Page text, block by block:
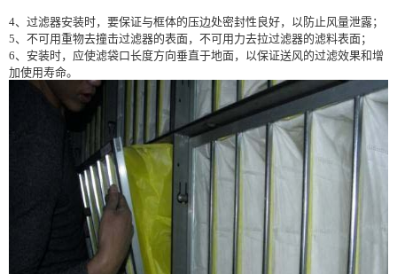
4、过滤器安装时，要保证与框体的压边处密封性良好，以防止风量泄露；
5、不可用重物去撞击过滤器的表面，不可用力去拉过滤器的滤料表面；
6、安装时，应使滤袋口长度方向垂直于地面，以保证送风的过滤效果和增
加使用寿命。